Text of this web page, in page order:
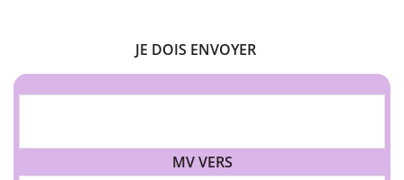
JE DOIS ENVOYER
MV VERS